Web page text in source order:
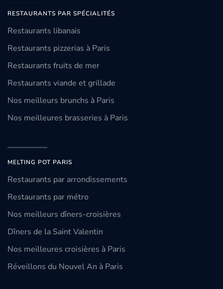
RESTAURANTS PAR SPÉCIALITÉS
Restaurants libanais
Restaurants pizzerias à Paris
Restaurants fruits de mer
Restaurants viande et grillade
Nos meilleurs brunchs à Paris
Nos meilleures brasseries à Paris
MELTING POT PARIS
Restaurants par arrondissements
Restaurants par métro
Nos meilleurs dîners-croisières
Dîners de la Saint Valentin
Nos meilleures croisières à Paris
Réveillons du Nouvel An à Paris